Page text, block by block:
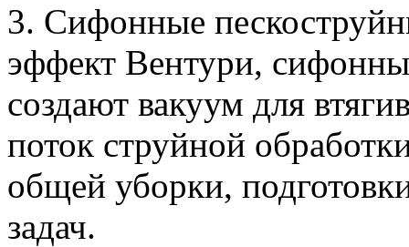
3. Сифонные
эффект Вентури,
создают вакуум для
поток струйной
общей уборки,
задач.